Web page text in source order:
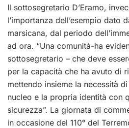
Il sottosegretario D’Eramo,
l’importanza dell’esempio dato
marsicana, dal periodo
ad ora. “Una comunità-ha
sottosegretario – che deve
per la capacità che ha avuto di
mettendo insieme la necessità
nucleo e la propria identità con
sicurezza”. La giornata di
in occasione del 110° del